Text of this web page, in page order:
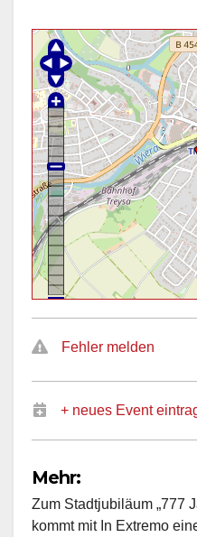
Fehler melden
+ neues Event
Mehr:
Zum Stadtjubiläum „777
kommt mit In Extremo